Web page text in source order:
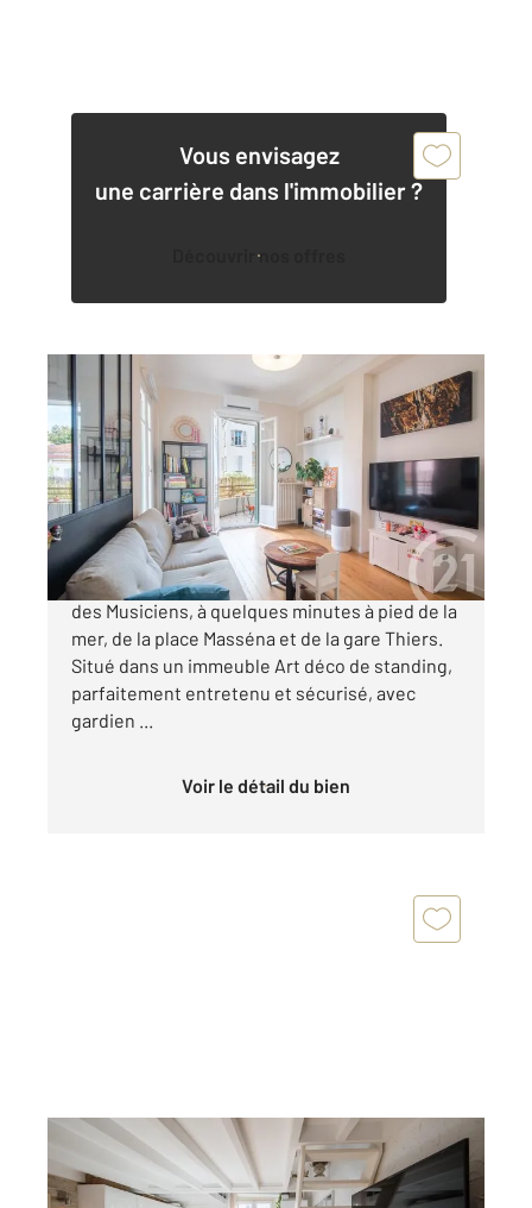
Vous envisagez
une carrière dans l'immobilier ?
Découvrir nos offres
NICE 06
58,21 m
, 2 pièces
Ref : 2290
Appartement T2 à vendre
349 000 €
NICE MUSICIENS : Au cœur du quartier prisé
des Musiciens, à quelques minutes à pied de la
mer, de la place Masséna et de la gare Thiers.
Situé dans un immeuble Art déco de standing,
parfaitement entretenu et sécurisé, avec
gardien ...
Voir le détail du bien
NICE 06
24,52 m
, 2 pièces
Ref : 2280